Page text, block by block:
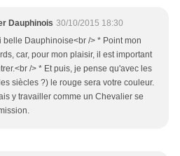
Dauphinois 30/10/2015 18:30
belle Dauphinoise<br /> * Point mon
car, pour mon plaisir, il est important
/> * Et puis, je pense qu'avec les
siècles ?) le rouge sera votre couleur.
y travailler comme un Chevalier se